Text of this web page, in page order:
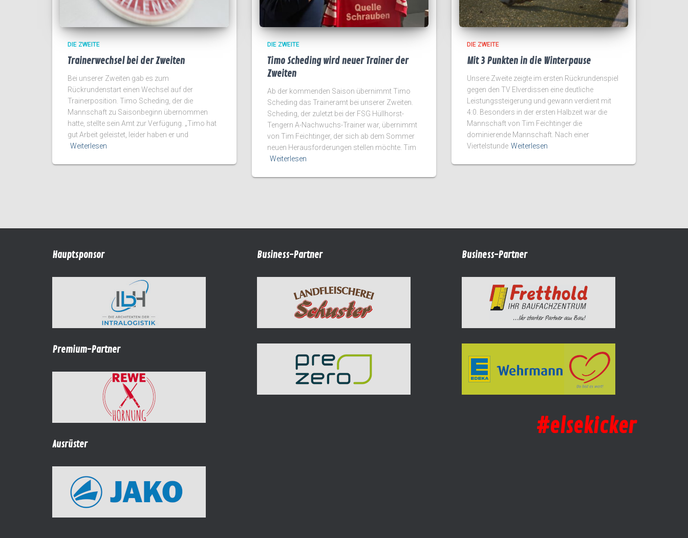
DIE ZWEITE
Trainerwechsel bei der Zweiten
Bei unserer Zweiten gab es zum
Rückrundenstart einen Wechsel auf der
Trainerposition. Timo Scheding, der die
Mannschaft zu Saisonbeginn übernommen
hatte, stellte sein Amt zur Verfügung. „Timo hat
gut Arbeit geleistet, leider haben er und
Weiterlesen
DIE ZWEITE
Timo Scheding wird neuer Trainer der
Zweiten
Ab der kommenden Saison übernimmt Timo
Scheding das Traineramt bei unserer Zweiten.
Scheding, der zuletzt bei der FSG Hüllhorst-
Tengern A-Nachwuchs-Trainer war, übernimmt
von Tim Feichtinger, der sich ab dem Sommer
neuen Herausforderungen stellen möchte. Tim
Weiterlesen
DIE ZWEITE
Mit 3 Punkten in die Winterpause
Unsere Zweite zeigte im ersten Rückrundenspiel
gegen den TV Elverdissen eine deutliche
Leistungssteigerung und gewann verdient mit
4:0. Besonders in der ersten Halbzeit war die
Mannschaft von Tim Feichtinger die
dominierende Mannschaft. Nach einer
Viertelstunde Weiterlesen
Hauptsponsor
Premium-Partner
Ausrüster
Business-Partner Business-Partner
#elsekicker